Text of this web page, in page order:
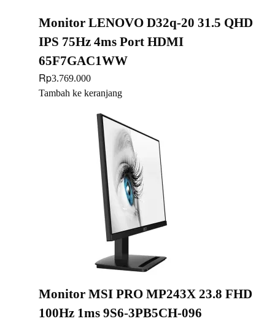
Monitor LENOVO D32q-20 31.5 QHD
IPS 75Hz 4ms Port HDMI
65F7GAC1WW
Rp3.769.000
Tambah ke keranjang
Monitor MSI PRO MP243X 23.8 FHD
100Hz 1ms 9S6-3PB5CH-096